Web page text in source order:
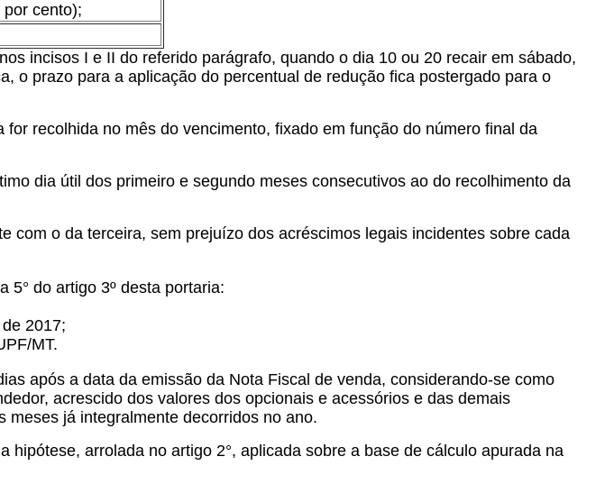
cento);
incisos I e II do referido parágrafo, quando o dia 10 ou 20 recair em sábado,
o prazo para a aplicação do percentual de redução fica postergado para o
recolhida no mês do vencimento, fixado em função do número final da
dia útil dos primeiro e segundo meses consecutivos ao do recolhimento da
com o da terceira, sem prejuízo dos acréscimos legais incidentes sobre cada
5° do artigo 3º desta portaria:
2017;
MT.
após a data da emissão da Nota Fiscal de venda, considerando-se como
acrescido dos valores dos opcionais e acessórios e das demais
já integralmente decorridos no ano.
arrolada no artigo 2°, aplicada sobre a base de cálculo apurada na